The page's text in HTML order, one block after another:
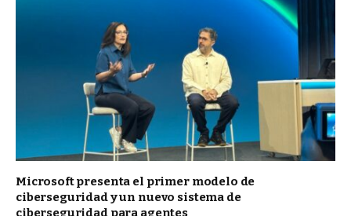
Microsoft presenta el primer modelo de
ciberseguridad y un nuevo sistema de